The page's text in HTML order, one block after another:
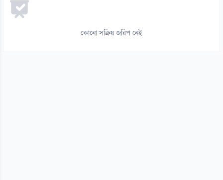
১৪
ইয়েমেনে সামরিক শিবিরে ভয়াবহ হামলা, নিহত ৩০
কোনো সক্রিয় জরিপ নেই